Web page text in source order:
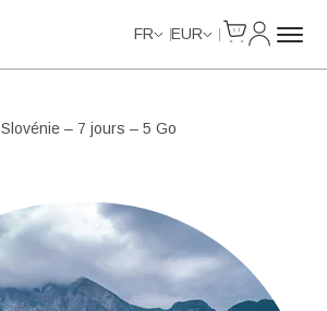
FR EUR
Slovénie – 7 jours – 5 Go